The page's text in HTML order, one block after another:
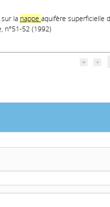
la nappe aquifère superficielle
n°51-52 (1992)